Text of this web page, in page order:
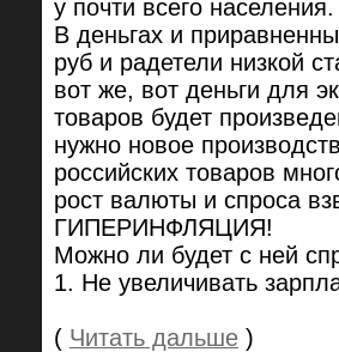
у почти всего населения.
В деньгах и
руб и радетели низкой
вот же, вот деньги для
товаров будет
нужно новое
российских товаров
рост валюты и спроса
ГИПЕРИНФЛЯЦИЯ!
Можно ли будет с ней
1. Не увеличивать
( Читать дальше )